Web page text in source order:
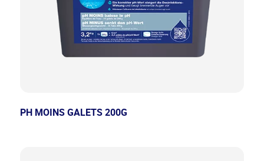
PH MOINS GALETS 200G